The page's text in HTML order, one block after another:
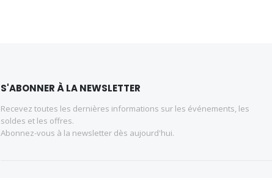
S'ABONNER À LA NEWSLETTER
Recevez toutes les dernières informations sur les événements, les
soldes et les offres.
Abonnez-vous à la newsletter dès aujourd'hui.